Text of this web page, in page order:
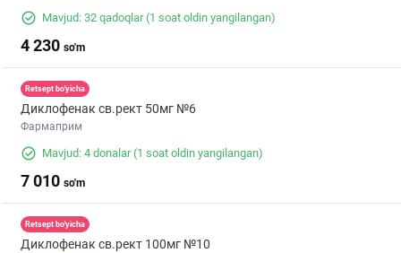
Mavjud: 32 qadoqlar(1 soat oldin yangilangan)
4 230 so'm
Retsept bo'yicha
Диклофенак св.рект 50мг №6
Фармаприм
Mavjud: 4 donalar(1 soat oldin yangilangan)
7 010 so'm
Retsept bo'yicha
Диклофенак св.рект 100мг №10